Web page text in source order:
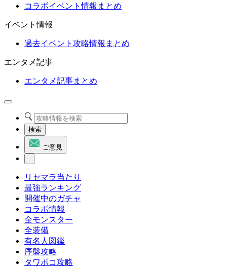
コラボイベント情報まとめ
イベント情報
過去イベント攻略情報まとめ
エンタメ記事
エンタメ記事まとめ
検索
ご意見
リセマラ当たり
最強ランキング
開催中のガチャ
コラボ情報
全モンスター
全装備
有名人図鑑
序盤攻略
タワポコ攻略